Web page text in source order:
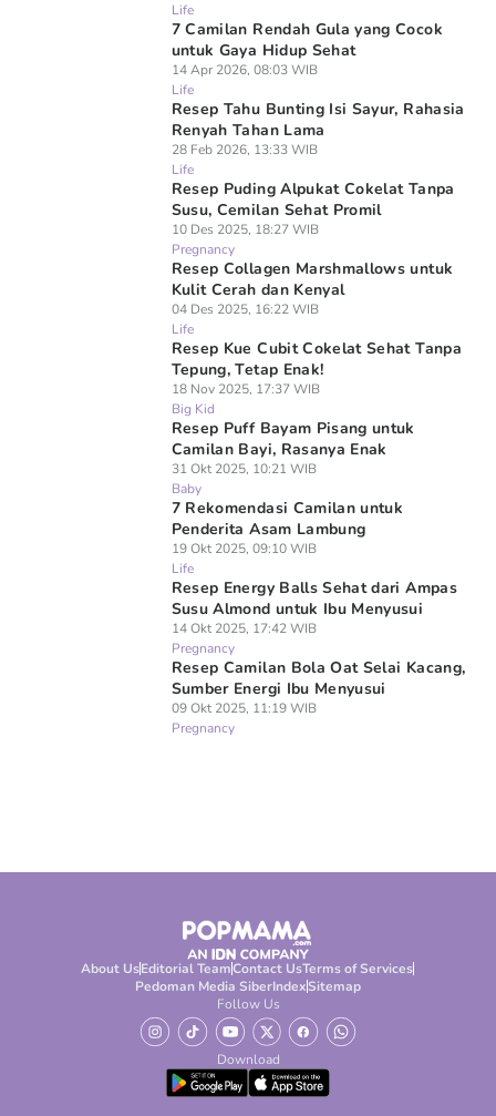
Life
7 Camilan Rendah Gula yang Cocok
untuk Gaya Hidup Sehat
14 Apr 2026, 08:03 WIB
Life
Resep Tahu Bunting Isi Sayur, Rahasia
Renyah Tahan Lama
28 Feb 2026, 13:33 WIB
Life
Resep Puding Alpukat Cokelat Tanpa
Susu, Cemilan Sehat Promil
10 Des 2025, 18:27 WIB
Pregnancy
Resep Collagen Marshmallows untuk
Kulit Cerah dan Kenyal
04 Des 2025, 16:22 WIB
Life
Resep Kue Cubit Cokelat Sehat Tanpa
Tepung, Tetap Enak!
18 Nov 2025, 17:37 WIB
Big Kid
Resep Puff Bayam Pisang untuk
Camilan Bayi, Rasanya Enak
31 Okt 2025, 10:21 WIB
Baby
7 Rekomendasi Camilan untuk
Penderita Asam Lambung
19 Okt 2025, 09:10 WIB
Life
Resep Energy Balls Sehat dari Ampas
Susu Almond untuk Ibu Menyusui
14 Okt 2025, 17:42 WIB
Pregnancy
Resep Camilan Bola Oat Selai Kacang,
Sumber Energi Ibu Menyusui
09 Okt 2025, 11:19 WIB
Pregnancy
About UsEditorial TeamContact UsTerms of Services
Pedoman Media SiberIndexSitemap
Follow Us
Download